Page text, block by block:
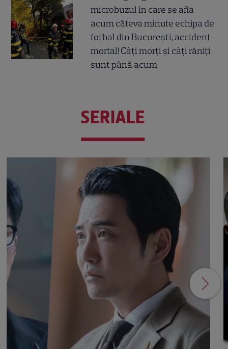
microbuzul în care se afla
acum câteva minute echipa de
fotbal din București, accident
mortal! Câți morți și câți răniți
sunt până acum
SERIALE